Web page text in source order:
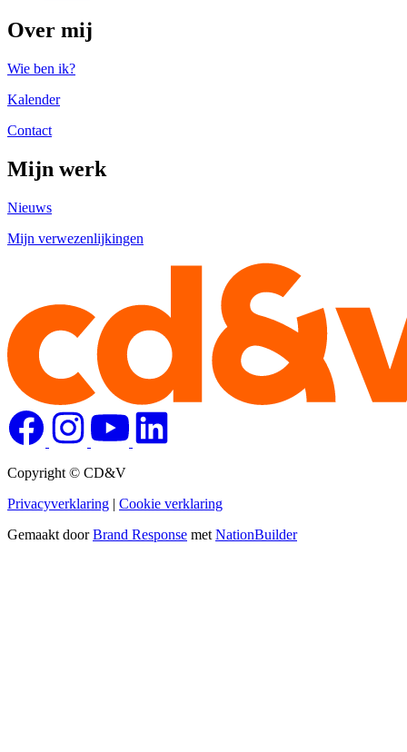
Over mij
Wie ben ik?
Kalender
Contact
Mijn werk
Nieuws
Mijn verwezenlijkingen
Copyright © CD&V
Privacyverklaring | Cookie verklaring
Gemaakt doorBrand Response met NationBuilder